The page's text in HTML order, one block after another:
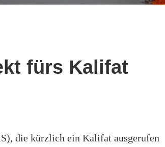
fürs Kalifat
die kürzlich ein Kalifat ausgerufen